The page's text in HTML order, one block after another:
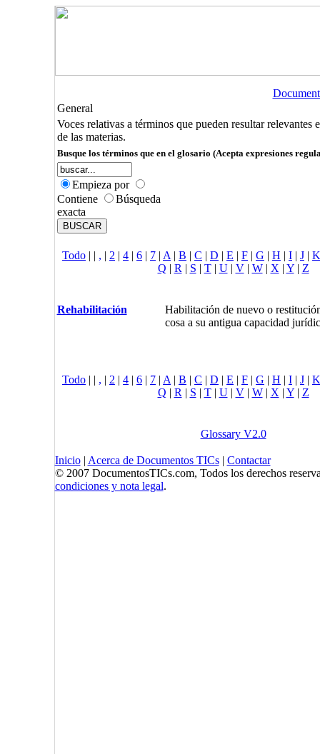
General
Voces relativas a términos que pueden resultar relevantes
de las materias.
Busque los términos que en el glosario (Acepta expresiones
Empieza por
Contiene
Búsqueda
exacta
Todo | | , | 2 | 4 | 6 | 7 | A | B | C | D | E | F | G | H | I | J | K
Q | R | S | T| U| V| W| X | Y| Z
Rehabilitación
Habilitación de nuevo o
cosa a su antigua capacidad
Todo | | , | 2 | 4 | 6 | 7 | A | B | C | D | E | F | G | H | I | J | K
Q | R | S | T| U| V| W| X | Y| Z
Glossary V2.0
Inicio| Acerca de Documentos TICs| Contactar
© 2007 DocumentosTICs.com, Todos los derechos
condiciones y nota legal.